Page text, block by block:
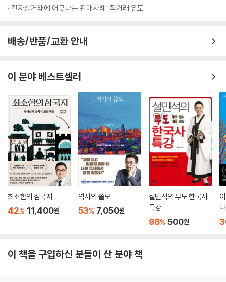
전자상거래에 어긋나는 판매사례: 직거래 유도
배송/반품/교환 안내
이 분야 베스트셀러
최소한의 삼국지
42% 11,400원
역사의 쓸모
53% 7,050원
설민석의 무도 한국사
특강
98% 500원
이 책을 구입하신 분들이 산 분야 책